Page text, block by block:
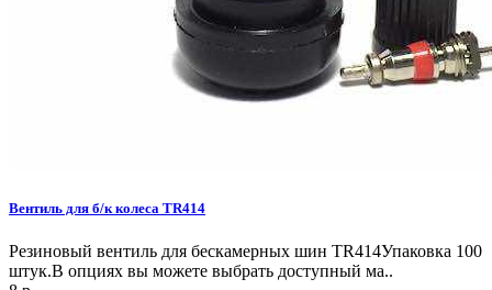
Вентиль для б/к колеса TR414
Резиновый вентиль для бескамерных шин TR414Упаковка 100
штук.В опциях вы можете выбрать доступный ма..